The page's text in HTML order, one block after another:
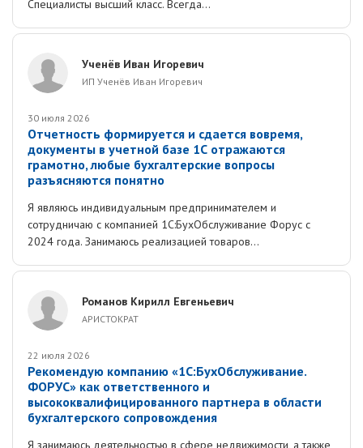
Специалисты высший класс. Всегда...
Ученёв Иван Игоревич
ИП Ученёв Иван Игоревич
30 июля 2026
Отчетность формируется и сдается вовремя,
документы в учетной базе 1С отражаются
грамотно, любые бухгалтерские вопросы
разъясняются понятно
Я являюсь индивидуальным предпринимателем и
сотрудничаю с компанией 1С:БухОбслуживание Форус с
2024 года. Занимаюсь реализацией товаров...
Романов Кирилл Евгеньевич
АРИСТОКРАТ
22 июля 2026
Рекомендую компанию «1С:БухОбслуживание.
ФОРУС» как ответственного и
высококвалифицированного партнера в области
бухгалтерского сопровождения
Я занимаюсь деятельностью в сфере недвижимости, а также